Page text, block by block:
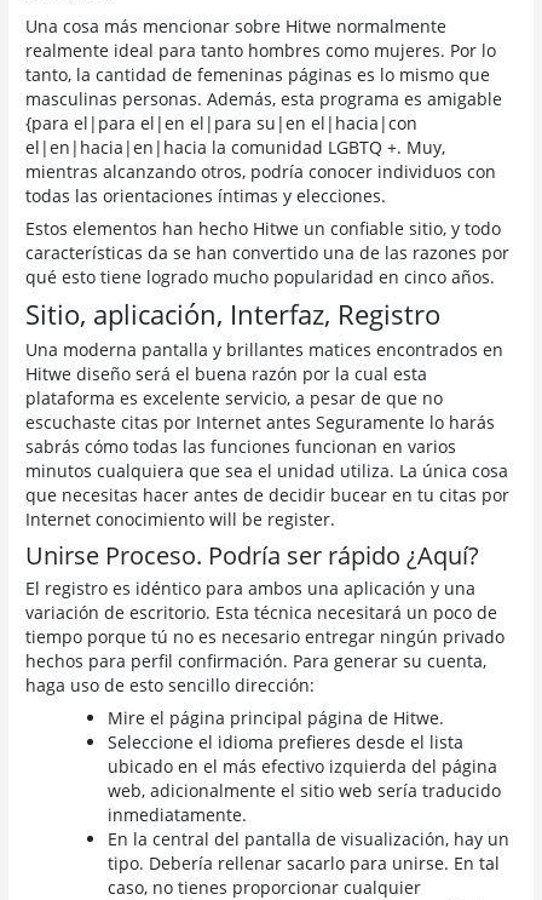
Una cosa más mencionar sobre Hitwe normalmente
realmente ideal para tanto hombres como mujeres. Por lo
tanto, la cantidad de femeninas páginas es lo mismo que
masculinas personas. Además, esta programa es amigable
{para el|para el|en el|para su|en el|hacia|con
el|en|hacia|en|hacia la comunidad LGBTQ +. Muy,
mientras alcanzando otros, podría conocer individuos con
todas las orientaciones íntimas y elecciones.
Estos elementos han hecho Hitwe un confiable sitio, y todo
características da se han convertido una de las razones por
qué esto tiene logrado mucho popularidad en cinco años.
Sitio, aplicación, Interfaz, Registro
Una moderna pantalla y brillantes matices encontrados en
Hitwe diseño será el buena razón por la cual esta
plataforma es excelente servicio, a pesar de que no
escuchaste citas por Internet antes Seguramente lo harás
sabrás cómo todas las funciones funcionan en varios
minutos cualquiera que sea el unidad utiliza. La única cosa
que necesitas hacer antes de decidir bucear en tu citas por
Internet conocimiento will be register.
Unirse Proceso. Podría ser rápido ¿Aquí?
El registro es idéntico para ambos una aplicación y una
variación de escritorio. Esta técnica necesitará un poco de
tiempo porque tú no es necesario entregar ningún privado
hechos para perfil confirmación. Para generar su cuenta,
haga uso de esto sencillo dirección:
Mire el página principal página de Hitwe.
Seleccione el idioma prefieres desde el lista
ubicado en el más efectivo izquierda del página
web, adicionalmente el sitio web sería traducido
inmediatamente.
En la central del pantalla de visualización, hay un
tipo. Debería rellenar sacarlo para unirse. En tal
caso, no tienes proporcionar cualquier